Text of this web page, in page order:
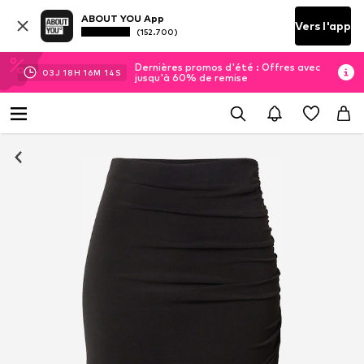
ABOUT YOU App
(152.700) Vers l'app
03J 18H 16M 14 S
Dernières promos d'été : Offres avec
jusqu'à 60% de remise